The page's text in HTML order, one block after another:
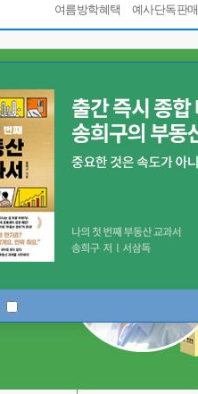
여름방학혜택 예사단독판매